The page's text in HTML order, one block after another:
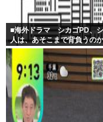
■海外ドラマ シカゴPD、
人は、あそこまで背負うのか